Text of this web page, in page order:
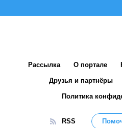
Рассылка О портале
Друзья и партнёры
Политика
RSS